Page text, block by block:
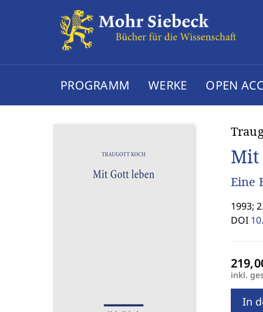
PROGRAMM WERKE OPEN
Mit
Eine
1993;
DOI
inkl.
In